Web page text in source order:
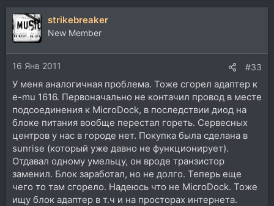
strikebreaker
New Member
16 Янв 2011 #33
У меня аналогичная проблема. Тоже сгорел адаптер к
е-mu 1616. Первоначально не контачил провод в месте
подсоединения к MicroDock, в последствии диод на
блоке питания вообще перестал гореть. Сервесных
центров у нас в городе нет. Покупка была сделана в
sunrise (который уже давно не функционирует).
Отдавал одному умельцу, он вроде транзистор
заменил. Блок заработал, но не долго. Теперь еще
чего то там сгорело. Надеюсь что не MicroDock. Тоже
ищу блок адаптер в т.ч и на просторах интернета.